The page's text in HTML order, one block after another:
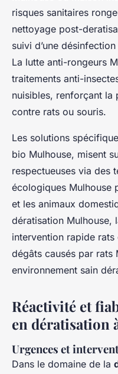
risques sanitaires
nettoyage post-
suivi d’une
La lutte anti-rongeurs
traitements anti-
nuisibles, renforçant la
contre rats ou souris.
Les solutions
bio Mulhouse, misent
respectueuses via des
écologiques Mulhouse
et les animaux
dératisation Mulhouse,
intervention rapide
dégâts causés par rats
environnement sain
Réactivité et
en dératisation
Urgences et
Dans le domaine de la